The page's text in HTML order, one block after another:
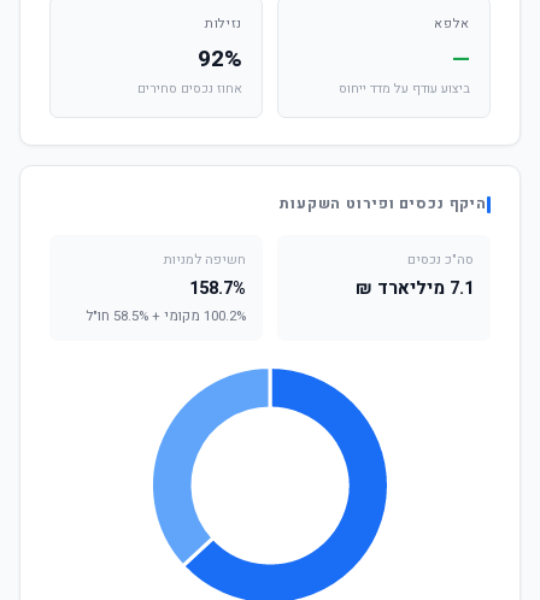
אלפא
—
ביצוע עודף על מדד ייחוס
נזילות
92%
אחוז נכסים סחירים
היקף נכסים ופירוט השקעות
סה"כ נכסים
7.1 מיליארד ₪
חשיפה למניות
158.7%
100.2% מקומי + 58.5% חו"ל